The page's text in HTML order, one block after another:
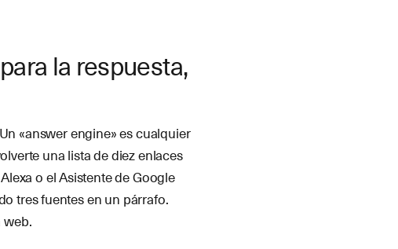
la respuesta,
«answer engine» es cualquier
una lista de diez enlaces
o el Asistente de Google
tres fuentes en un párrafo.
web.